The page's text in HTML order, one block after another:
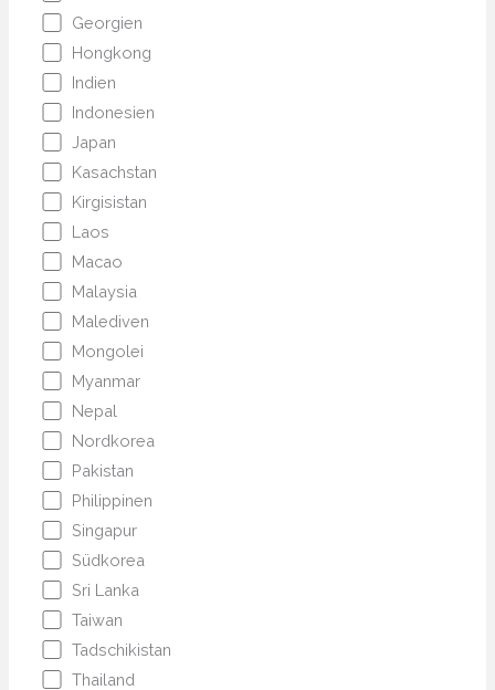
Georgien
Hongkong
Indien
Indonesien
Japan
Kasachstan
Kirgisistan
Laos
Macao
Malaysia
Malediven
Mongolei
Myanmar
Nepal
Nordkorea
Pakistan
Philippinen
Singapur
Südkorea
Sri Lanka
Taiwan
Tadschikistan
Thailand